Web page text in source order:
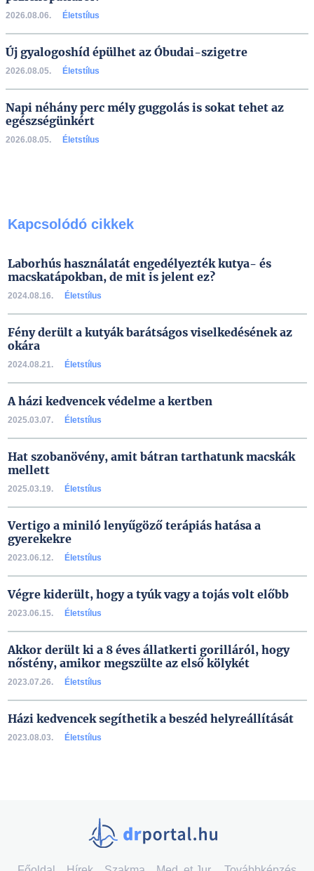
2026.08.06. Életstílus
Új gyalogoshíd épülhet az Óbudai-szigetre
2026.08.05. Életstílus
Napi néhány perc mély guggolás is sokat tehet az
egészségünkért
2026.08.05. Életstílus
Kapcsolódó cikkek
Laborhús használatát engedélyezték kutya- és
macskatápokban, de mit is jelent ez?
2024.08.16. Életstílus
Fény derült a kutyák barátságos viselkedésének az
okára
2024.08.21. Életstílus
A házi kedvencek védelme a kertben
2025.03.07. Életstílus
Hat szobanövény, amit bátran tarthatunk macskák
mellett
2025.03.19. Életstílus
Vertigo a miniló lenyűgöző terápiás hatása a
gyerekekre
2023.06.12. Életstílus
Végre kiderült, hogy a tyúk vagy a tojás volt előbb
2023.06.15. Életstílus
Akkor derült ki a 8 éves állatkerti gorilláról, hogy
nőstény, amikor megszülte az első kölykét
2023.07.26. Életstílus
Házi kedvencek segíthetik a beszéd helyreállítását
2023.08.03. Életstílus